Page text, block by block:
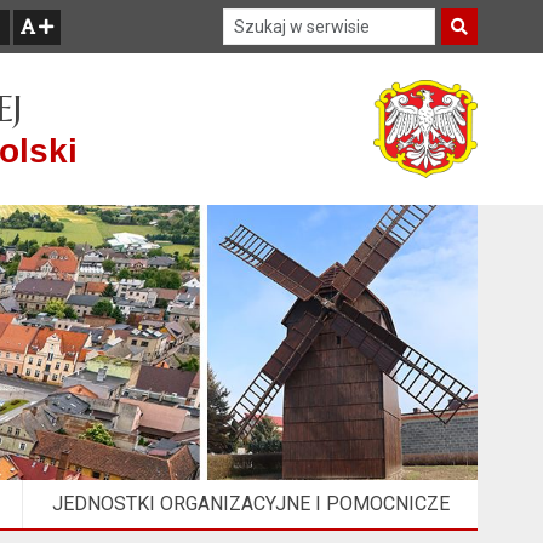
JEDNOSTKI ORGANIZACYJNE I POMOCNICZE